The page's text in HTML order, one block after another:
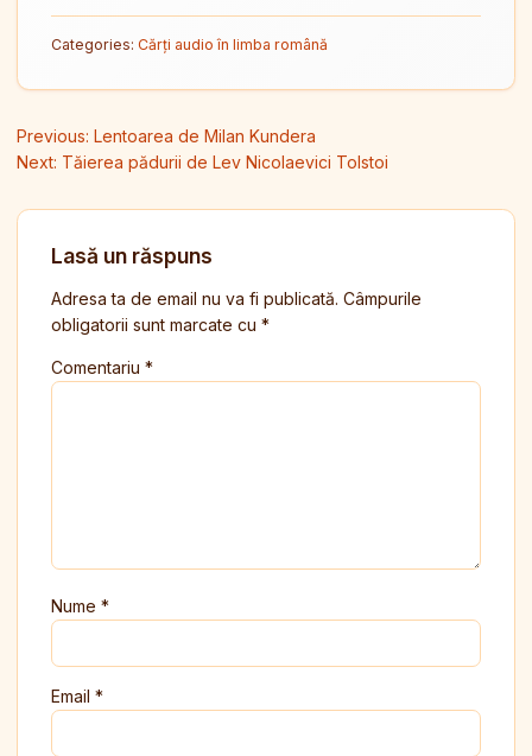
Categories: Cărți audio în limba română
Navigare în articole
Previous: Lentoarea de Milan Kundera
Next: Tăierea pădurii de Lev Nicolaevici Tolstoi
Lasă un răspuns
Adresa ta de email nu va fi publicată. Câmpurile
obligatorii sunt marcate cu *
Comentariu *
Nume *
Email *